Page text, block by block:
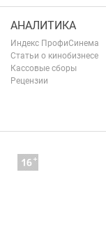
АНАЛИТИКА
Индекс ПрофиСинема
Статьи о кинобизнесе
Кассовые сборы
Рецензии